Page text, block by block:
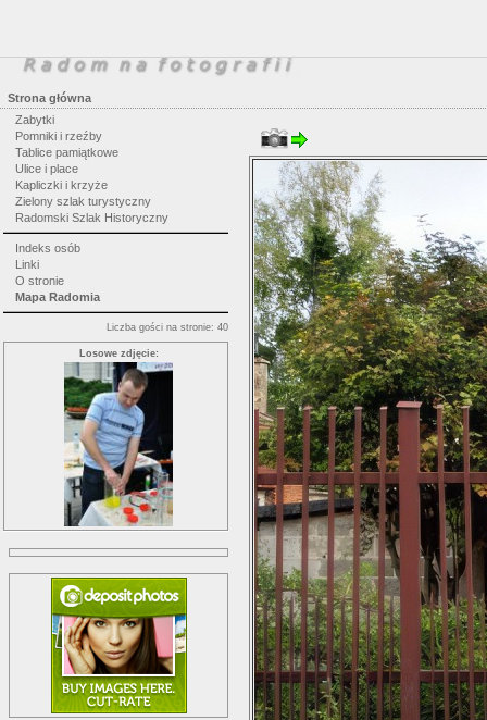
Strona główna
Zabytki
Pomniki i rzeźby
Tablice pamiątkowe
Ulice i place
Kapliczki i krzyże
Zielony szlak turystyczny
Radomski Szlak Historyczny
Indeks osób
Linki
O stronie
Mapa Radomia
Liczba gości na stronie: 40
Losowe zdjęcie: